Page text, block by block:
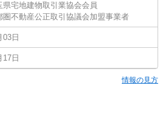
県宅地建物取引業協会会員
圏不動産公正取引協議会加盟事業者
03日
17日
情報の見方